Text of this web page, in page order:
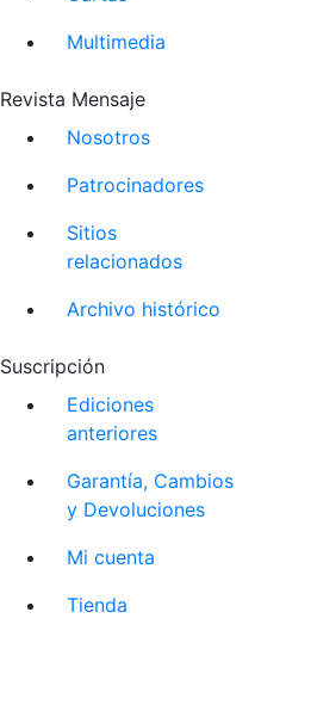
Multimedia
Revista Mensaje
Nosotros
Patrocinadores
Sitios
relacionados
Archivo histórico
Suscripción
Ediciones
anteriores
Garantía, Cambios
y Devoluciones
Mi cuenta
Tienda